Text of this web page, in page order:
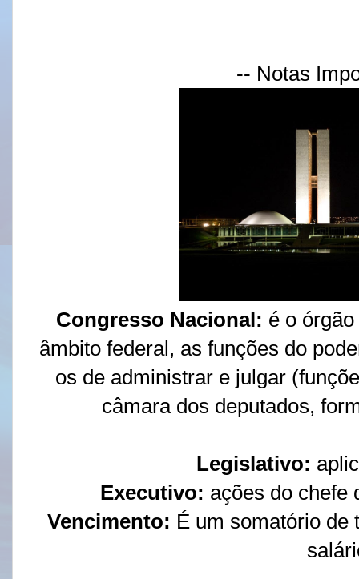
-- Notas
Congresso Nacional: é o
âmbito federal, as funções do
os de administrar e julgar
câmara dos deputados,
Legislativo:
Executivo: ações do chefe
Vencimento: É um somatório de